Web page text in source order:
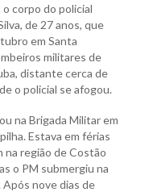
corpo do policial
de 27 anos, que
em Santa
militares de
distante cerca de
o policial se afogou.
na Brigada Militar em
Estava em férias
na região de Costão
o PM submergiu na
nove dias de